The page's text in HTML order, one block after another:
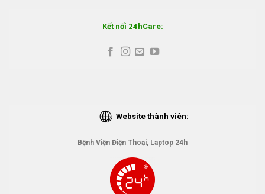
Kết nối 24hCare:
Website thành viên:
Bệnh Viện Điện Thoại, Laptop 24h